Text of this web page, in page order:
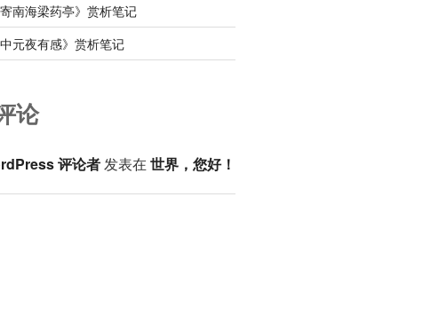
寄南海梁药亭》赏析笔记
中元夜有感》赏析笔记
论
评论者发表在 世界，您好！